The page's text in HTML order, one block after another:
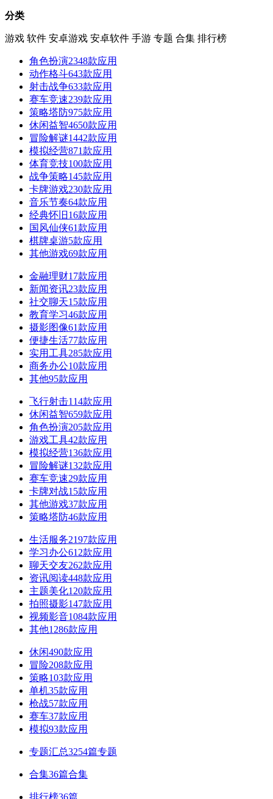
分类
游戏 软件 安卓游戏 安卓软件 手游 专题 合集 排行榜
角色扮演2348款应用
动作格斗643款应用
射击战争633款应用
赛车竞速239款应用
策略塔防975款应用
休闲益智4650款应用
冒险解谜1442款应用
模拟经营871款应用
体育竞技100款应用
战争策略145款应用
卡牌游戏230款应用
音乐节奏64款应用
经典怀旧 16款应用
国风仙侠61款应用
棋牌桌游5款应用
其他游戏69款应用
金融理财17款应用
新闻资讯23款应用
社交聊天15款应用
教育学习46款应用
摄影图像61款应用
便捷生活77款应用
实用工具285款应用
商务办公10款应用
其他95款应用
飞行射击114款应用
休闲益智659款应用
角色扮演205款应用
游戏工具42款应用
模拟经营136款应用
冒险解谜132款应用
赛车竞速29款应用
卡牌对战15款应用
其他游戏37款应用
策略塔防46款应用
生活服务2197款应用
学习办公612款应用
聊天交友262款应用
资讯阅读448款应用
主题美化120款应用
拍照摄影147款应用
视频影音1084款应用
其他1286款应用
休闲490款应用
冒险208款应用
策略103款应用
单机35款应用
枪战57款应用
赛车37款应用
模拟93款应用
专题汇总3254篇专题
合集36篇合集
排行榜36篇